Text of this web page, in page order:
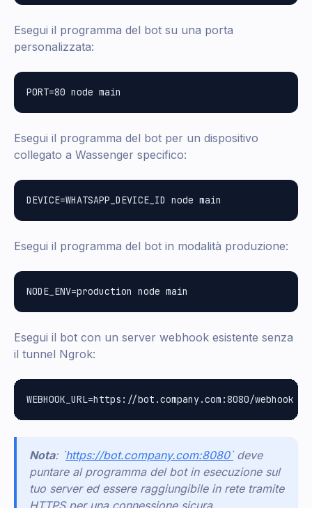
Esegui il programma del bot su una porta
personalizzata:
Esegui il programma del bot per un dispositivo
collegato a Wassenger specifico:
Esegui il programma del bot in modalità produzione:
Esegui il bot con un server webhook esistente senza
il tunnel Ngrok:
Nota: `https://bot.company.com:8080`deve
puntare al programma del bot in esecuzione sul
tuo server ed essere raggiungibile in rete tramite